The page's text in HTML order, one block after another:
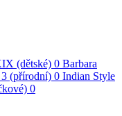
(dětské) 0 Barbara
(přírodní) 0 Indian Style
0